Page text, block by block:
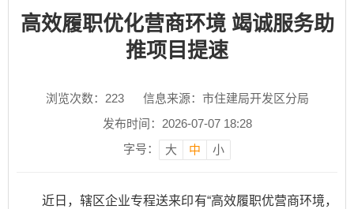
高效履职优化营商环境 竭诚服务助
推项目提速
浏览次数： 223
信息来源：市住建局开发区分局
发布时间：2026-07-07 18:28
字号：
大 中 小
近日，辖区企业专程送来印有“高效履职优营商环境，